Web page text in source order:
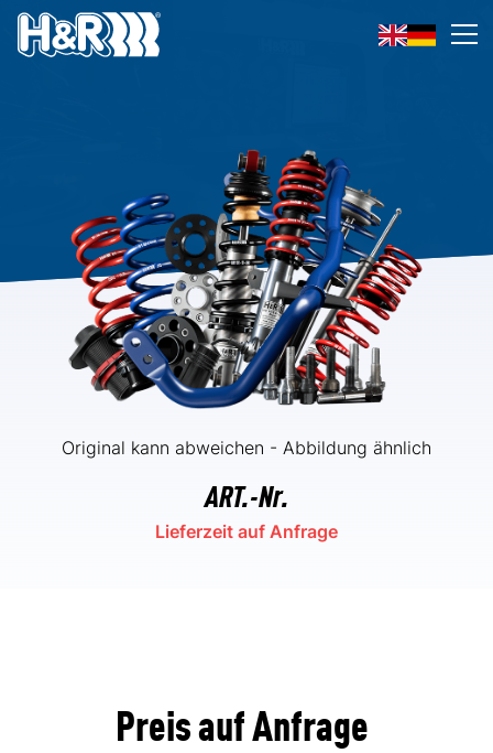
Zum Inhalt springen
Original kann abweichen - Abbildung ähnlich
ART.-Nr.
Lieferzeit auf Anfrage
Preis auf Anfrage